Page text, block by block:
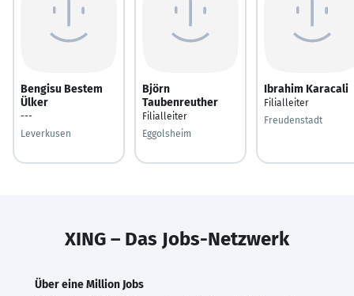
Bengisu Bestem
Ülker
---
Leverkusen
Björn
Taubenreuther
Filialleiter
Eggolsheim
Ibrahim Karacali
Filialleiter
Freudenstadt
XING – Das Jobs-Netzwerk
Über eine Million Jobs